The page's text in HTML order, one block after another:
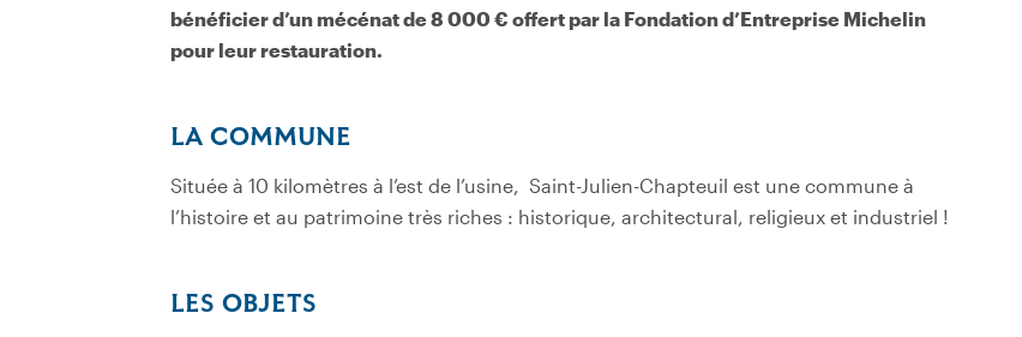
bénéficier d’un mécénat de 8 000 € offert par la Fondation d’Entreprise Michelin
pour leur restauration.
LA COMMUNE
Située à 10 kilomètres à l’est de l’usine, Saint-Julien-Chapteuil est une commune à
l’histoire et au patrimoine très riches : historique, architectural, religieux et industriel !
LES OBJETS